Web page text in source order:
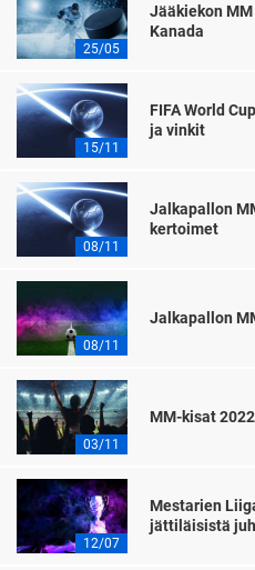
25/05
Jääkiekon
Kanada
15/11
FIFA World
ja vinkit
08/11
Jalkapallon
kertoimet
08/11
Jalkapallon
03/11
MM-kisat
12/07
Mestarien
jättiläisistä